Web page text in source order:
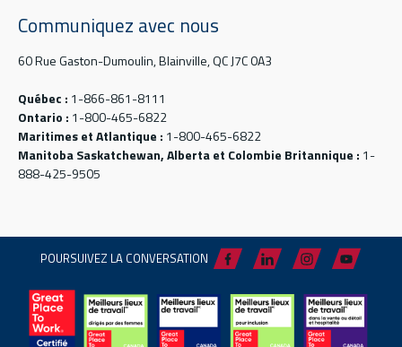
Communiquez avec nous
60 Rue Gaston-Dumoulin, Blainville, QC J7C 0A3
Québec : 1-866-861-8111
Ontario : 1-800-465-6822
Maritimes et Atlantique : 1-800-465-6822
Manitoba Saskatchewan, Alberta et Colombie Britannique : 1-
888-425-9505
POURSUIVEZ LA CONVERSATION